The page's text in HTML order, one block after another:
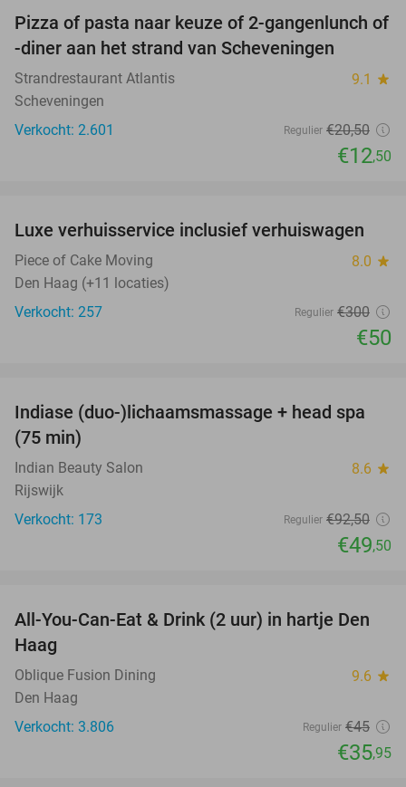
39%
Pizza of pasta naar keuze of 2-gangenlunch of
-diner aan het strand van Scheveningen
Strandrestaurant Atlantis 9.1 star
Scheveningen
Verkocht: 2.601
Regulier €20,50
€12,50
83%
Luxe verhuisservice inclusief verhuiswagen
Piece of Cake Moving 8.0 star
Den Haag (+11 locaties)
Verkocht: 257
Regulier €300
€50
46%
Indiase (duo-)lichaamsmassage + head spa
(75 min)
Indian Beauty Salon 8.6 star
Rijswijk
Verkocht: 173
Regulier €92,50
€49,50
20%
All-You-Can-Eat & Drink (2 uur) in hartje Den
Haag
Oblique Fusion Dining 9.6 star
Den Haag
Verkocht: 3.806
Regulier €45
€35,95